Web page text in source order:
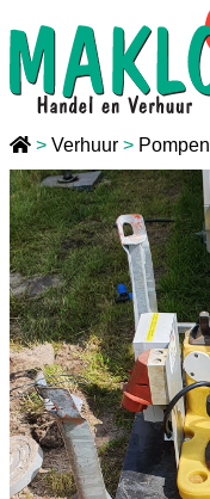
> Verhuur > Pompen